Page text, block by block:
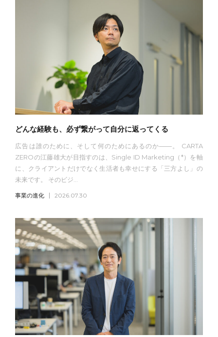
どんな経験も、必ず繋がって自分に返ってくる
広告は誰のために、そして何のためにあるのか——。 CARTA
ZEROの江藤雄大が目指すのは、Single ID Marketing（*）を軸
に、クライアントだけでなく生活者も幸せにする「三方よし」の
未来です。 そのビジ...
事業の進化 2026.07.30